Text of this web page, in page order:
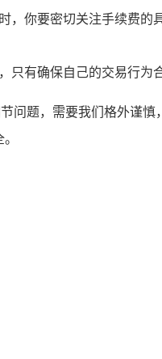
，你要密切关注手续费
有确保自己的交易行为
题，需要我们格外谨